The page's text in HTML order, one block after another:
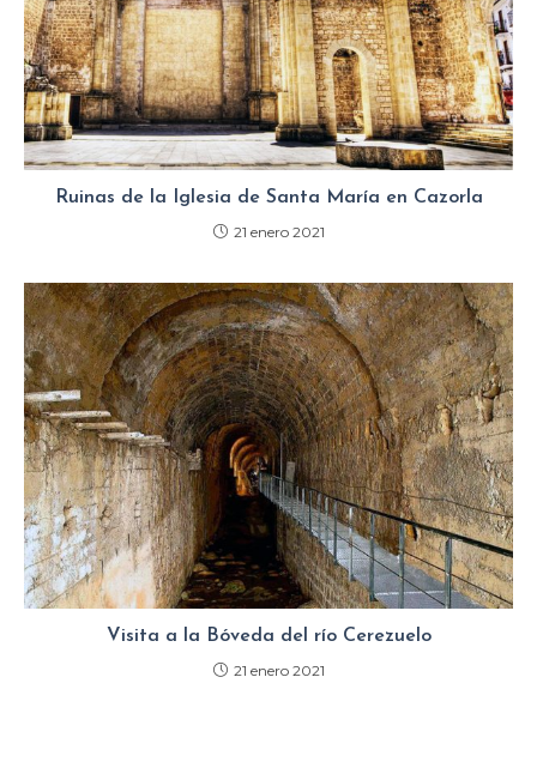
Ruinas de la Iglesia de Santa María en Cazorla
21 enero 2021
Visita a la Bóveda del río Cerezuelo
21 enero 2021